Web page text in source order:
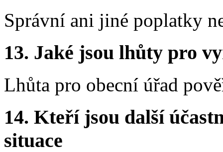
Správní ani jiné poplatky
13. Jaké jsou lhůty pro
Lhůta pro obecní úřad
14. Kteří jsou další
situace